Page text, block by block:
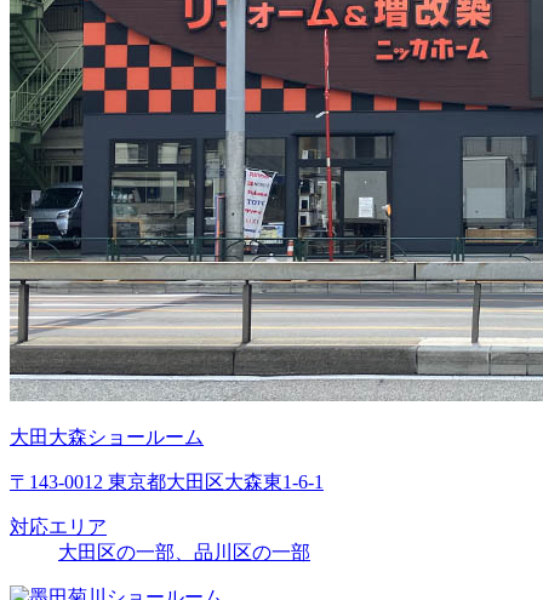
大田大森ショールーム
〒143-0012 東京都大田区大森東1-6-1
対応エリア
大田区の一部、品川区の一部